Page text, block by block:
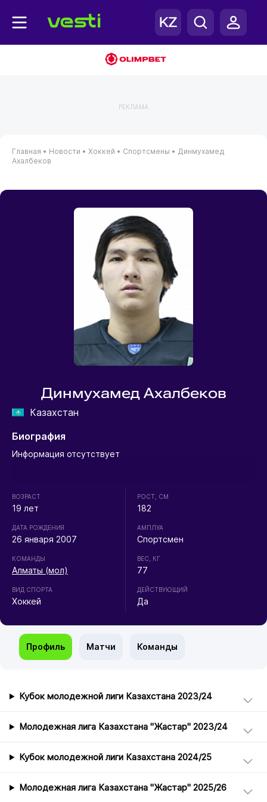
РЕКЛАМА
Главная • Новости • Хоккей • Спортсмены • Динмухамед
Ахалбеков
Динмухамед Ахалбеков
Казахстан
Биография
Информация отсутствует
ВОЗРАСТ
19 лет
ДАТА РОЖДЕНИЯ
26 января 2007
КОМАНДЫ
Алматы (мол)
ВИД СПОРТА
Хоккей
РОСТ, СМ
182
АМПЛУА
Спортсмен
ВЕС, КГ
77
ДЕЙСТВУЮЩИЙ
Да
Профиль Матчи Команды
Кубок молодежной лиги Казахстана 2023/24
Молодежная лига Казахстана "Жастар" 2023/24
Кубок молодежной лиги Казахстана 2024/25
Молодежная лига Казахстана "Жастар" 2025/26